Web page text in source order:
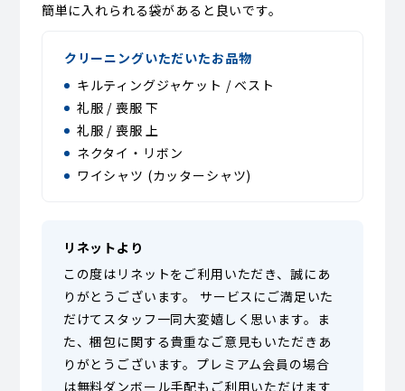
簡単に入れられる袋があると良いです。
クリーニングいただいたお品物
キルティングジャケット / ベスト
礼服 / 喪服 下
礼服 / 喪服 上
ネクタイ・リボン
ワイシャツ (カッターシャツ)
リネットより
この度はリネットをご利用いただき、誠にあ
りがとうございます。 サービスにご満足いた
だけてスタッフ一同大変嬉しく思います。ま
た、梱包に関する貴重なご意見もいただきあ
りがとうございます。プレミアム会員の場合
は無料ダンボール手配もご利用いただけます